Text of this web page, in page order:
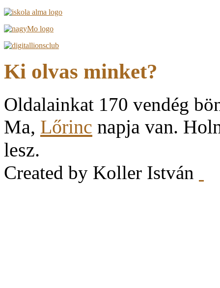
Ki olvas minket?
Oldalainkat 170 vendég
Ma, Lőrinc napja van.
lesz.
Created by Koller István